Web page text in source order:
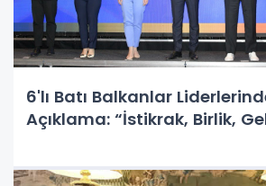
6'lı Batı Balkanlar
Açıklama: “İstikrak, Birlik,